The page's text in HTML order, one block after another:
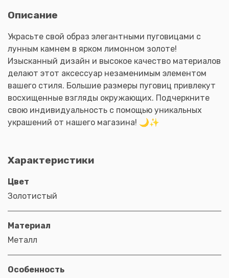
Описание
Украсьте свой образ элегантными пуговицами с
лунным камнем в ярком лимонном золоте!
Изысканный дизайн и высокое качество материалов
делают этот аксессуар незаменимым элементом
вашего стиля. Большие размеры пуговиц привлекут
восхищенные взгляды окружающих. Подчеркните
свою индивидуальность с помощью уникальных
украшений от нашего магазина! 🌙✨
Характеристики
Цвет
Золотистый
Материал
Металл
Особенность